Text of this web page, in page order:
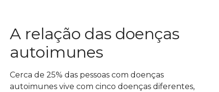
A relação das doenças
autoimunes
Cerca de 25% das pessoas com doenças
autoimunes vive com cinco doenças diferentes,